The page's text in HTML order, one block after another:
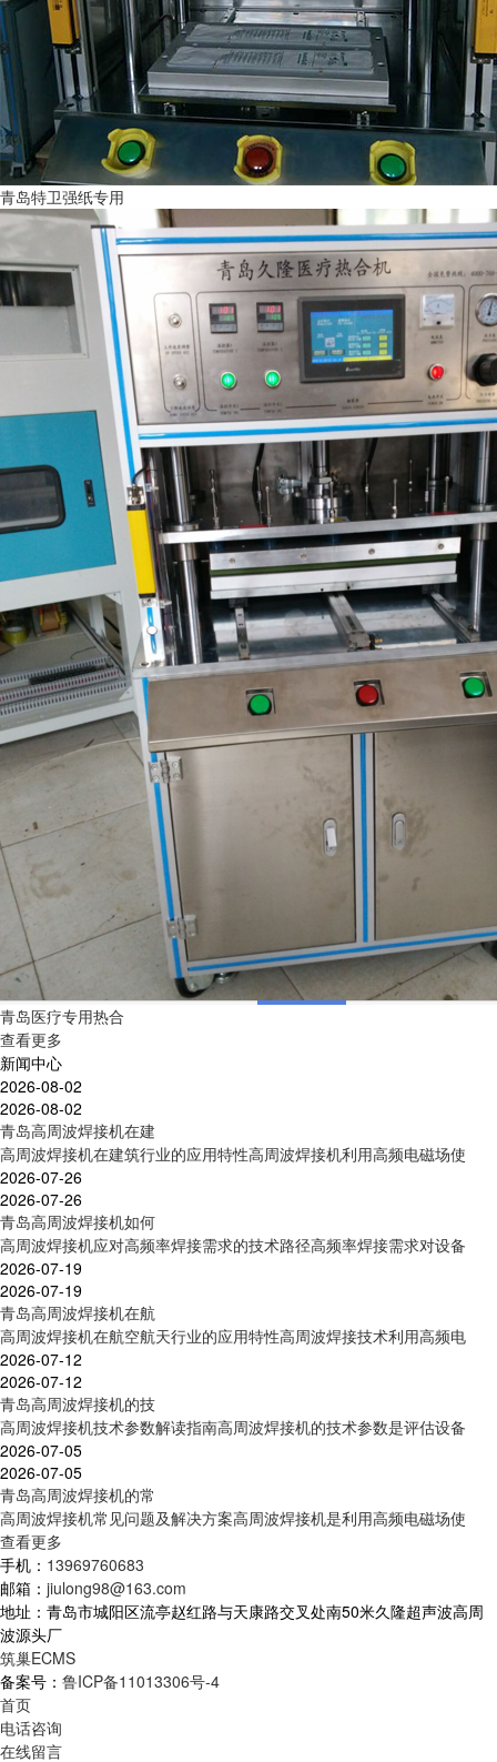
青岛特卫强纸专用
青岛医疗专用热合
查看更多
新闻中心
2026-08-02
2026-08-02
青岛高周波焊接机在建
高周波焊接机在建筑行业的应用特性高周波焊接机利用高频电磁场使
2026-07-26
2026-07-26
青岛高周波焊接机如何
高周波焊接机应对高频率焊接需求的技术路径高频率焊接需求对设备
2026-07-19
2026-07-19
青岛高周波焊接机在航
高周波焊接机在航空航天行业的应用特性高周波焊接技术利用高频电
2026-07-12
2026-07-12
青岛高周波焊接机的技
高周波焊接机技术参数解读指南高周波焊接机的技术参数是评估设备
2026-07-05
2026-07-05
青岛高周波焊接机的常
高周波焊接机常见问题及解决方案高周波焊接机是利用高频电磁场使
查看更多
手机： 13969760683
邮箱： jiulong98@163.com
地址：青岛市城阳区流亭赵红路与天康路交叉处南50米久隆超声波高周
波源头厂
筑巢ECMS
备案号： 鲁ICP备11013306号-4
首页
电话咨询
在线留言